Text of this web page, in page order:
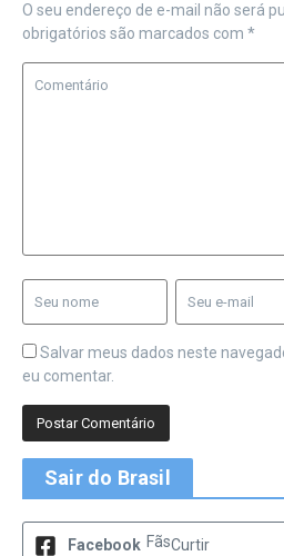
O seu endereço de e-mail não será
obrigatórios são marcados com *
Salvar meus dados neste
eu comentar.
Sair do Brasil
Facebook FãsCurtir